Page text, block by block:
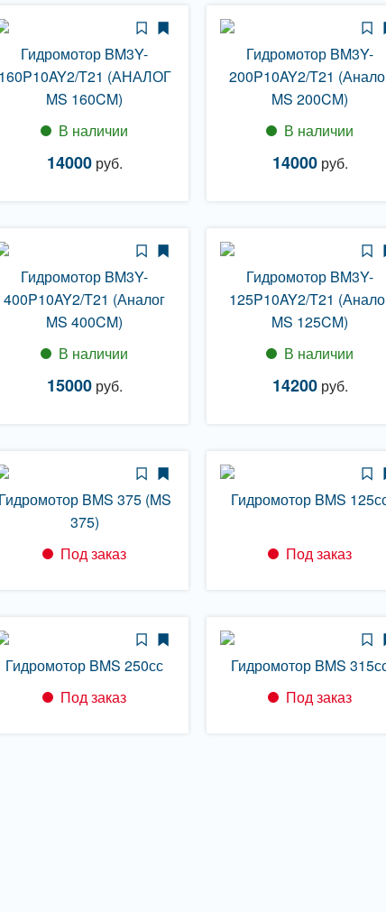
Гидромотор BM3Y-
160P10AY2/T21 (АНАЛОГ
MS 160CM)
В наличии
14000руб.
Гидромотор BM3Y-
200P10AY2/T21
MS 200CM)
В наличии
14000руб.
Гидромотор BM3Y-
400P10AY2/T21 (Аналог
MS 400CM)
В наличии
15000руб.
Гидромотор BM3Y-
125P10AY2/T21
MS 125CM)
В наличии
14200руб.
Гидромотор BMS 375 (MS
375)
Под заказ
Гидромотор BMS
Под заказ
Гидромотор BMS 250сс
Под заказ
Гидромотор BMS
Под заказ